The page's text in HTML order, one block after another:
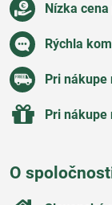
Nízka
Rýchla
Pri
Pri
O